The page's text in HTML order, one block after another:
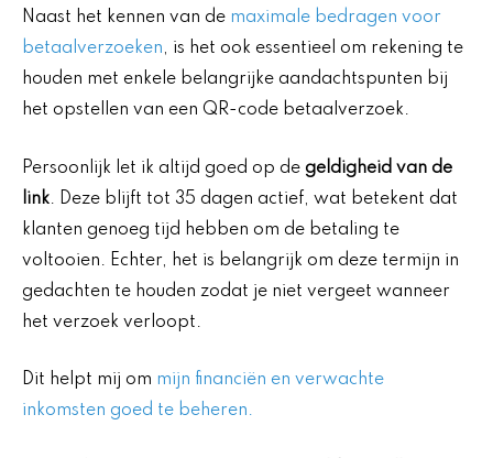
Naast het kennen van de maximale bedragen voor
betaalverzoeken, is het ook essentieel om rekening te
houden met enkele belangrijke aandachtspunten bij
het opstellen van een QR-code betaalverzoek.
Persoonlijk let ik altijd goed op de geldigheid van de
link. Deze blijft tot 35 dagen actief, wat betekent dat
klanten genoeg tijd hebben om de betaling te
voltooien. Echter, het is belangrijk om deze termijn in
gedachten te houden zodat je niet vergeet wanneer
het verzoek verloopt.
Dit helpt mij om mijn financiën en verwachte
inkomsten goed te beheren.